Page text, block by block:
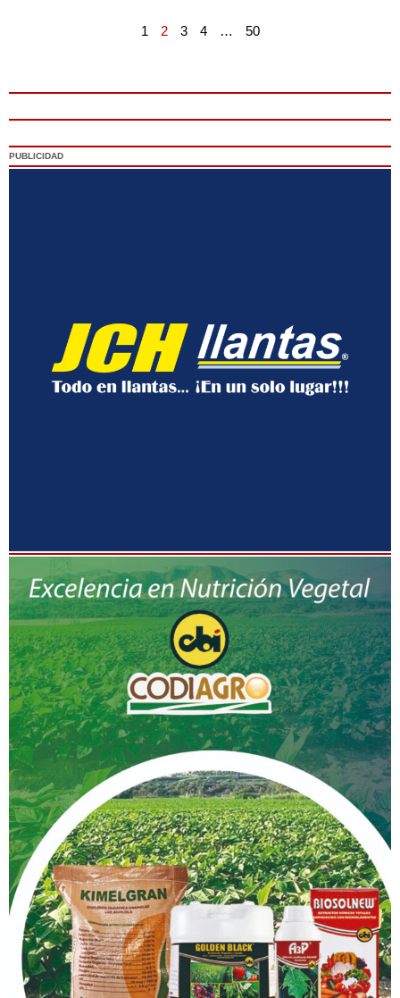
1 2 3 4 … 50
PUBLICIDAD